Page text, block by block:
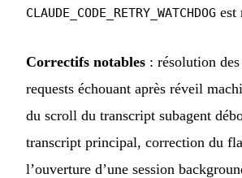
CLAUDE_CODE_RETRY_WATCHDOG est
Correctifs notables : résolution
requests échouant après réveil
du scroll du transcript subagent
transcript principal, correction du
l’ouverture d’une session